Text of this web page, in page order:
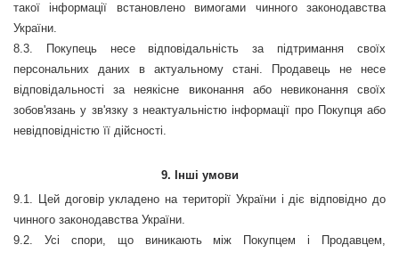
такої інформації встановлено вимогами чинного законодавства
України.
8.3. Покупець несе відповідальність за підтримання своїх
персональних даних в актуальному стані. Продавець не несе
відповідальності за неякісне виконання або невиконання своїх
зобов'язань у зв'язку з неактуальністю інформації про Покупця або
невідповідністю її дійсності.
9. Інші умови
9.1. Цей договір укладено на території України і діє відповідно до
чинного законодавства України.
9.2. Усі спори, що виникають між Покупцем і Продавцем,